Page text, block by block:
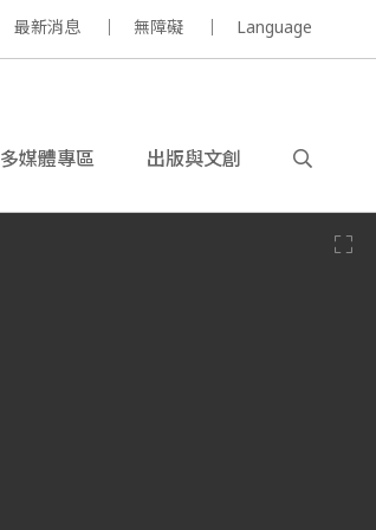
最新消息 無障礙 Language
多媒體專區 出版與文創